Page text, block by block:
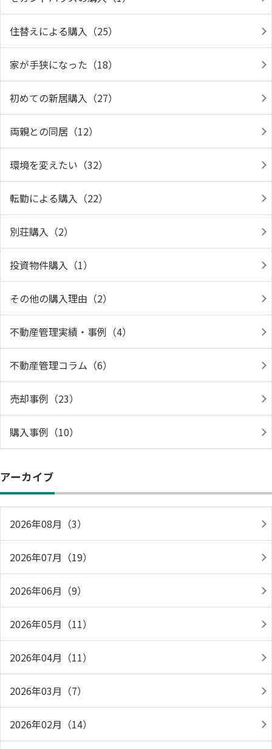
住替えによる購入（25）
家が手狭になった（18）
初めての新居購入（27）
両親との同居（12）
環境を変えたい（32）
転勤による購入（22）
別荘購入（2）
投資物件購入（1）
その他の購入理由（2）
不動産管理実績・事例（4）
不動産管理コラム（6）
売却事例（23）
購入事例（10）
アーカイブ
2026年08月（3）
2026年07月（19）
2026年06月（9）
2026年05月（11）
2026年04月（11）
2026年03月（7）
2026年02月（14）